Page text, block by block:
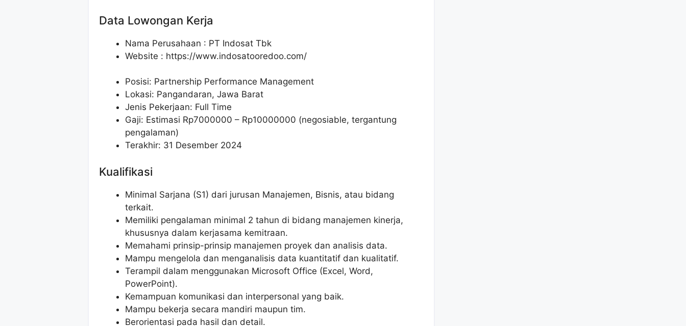
Data Lowongan Kerja
Nama Perusahaan : PT Indosat Tbk
Website : https://www.indosatooredoo.com/
Posisi: Partnership Performance Management
Lokasi: Pangandaran, Jawa Barat
Jenis Pekerjaan: Full Time
Gaji: Estimasi Rp7000000 – Rp10000000 (negosiable, tergantung
pengalaman)
Terakhir: 31 Desember 2024
Kualifikasi
Minimal Sarjana (S1) dari jurusan Manajemen, Bisnis, atau bidang
terkait.
Memiliki pengalaman minimal 2 tahun di bidang manajemen kinerja,
khususnya dalam kerjasama kemitraan.
Memahami prinsip-prinsip manajemen proyek dan analisis data.
Mampu mengelola dan menganalisis data kuantitatif dan kualitatif.
Terampil dalam menggunakan Microsoft Office (Excel, Word,
PowerPoint).
Kemampuan komunikasi dan interpersonal yang baik.
Mampu bekerja secara mandiri maupun tim.
Berorientasi pada hasil dan detail.